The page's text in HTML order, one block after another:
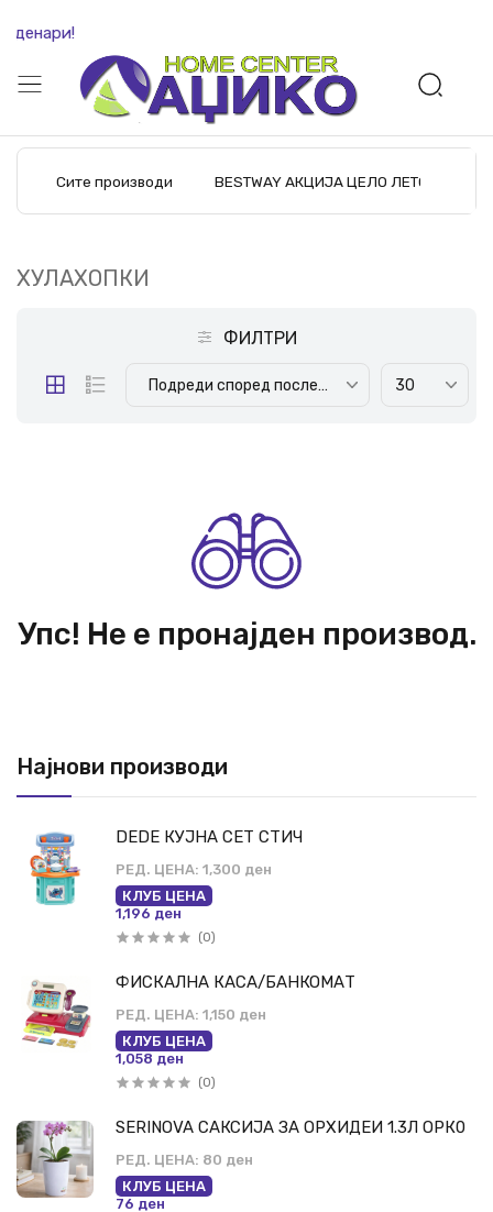
денари!
Сите производи BESTWAY АКЦИЈА ЦЕЛО ЛЕТО
Најнови производи
DEDE КУЈНА СЕТ СТИЧ
РЕД. ЦЕНА: 1,300 ден
КЛУБ ЦЕНА
1,196 ден
(0)
ФИСКАЛНА КАСА/БАНКОМАТ
РЕД. ЦЕНА: 1,150 ден
КЛУБ ЦЕНА
1,058 ден
(0)
SERINOVA САКСИЈА ЗА ОРХИДЕИ 1.3Л ОРК0
РЕД. ЦЕНА: 80 ден
КЛУБ ЦЕНА
76 ден
ХУЛАХОПКИ
ФИЛТРИ
Подреди според последните производи 30
Упс! Не е пронајден производ.